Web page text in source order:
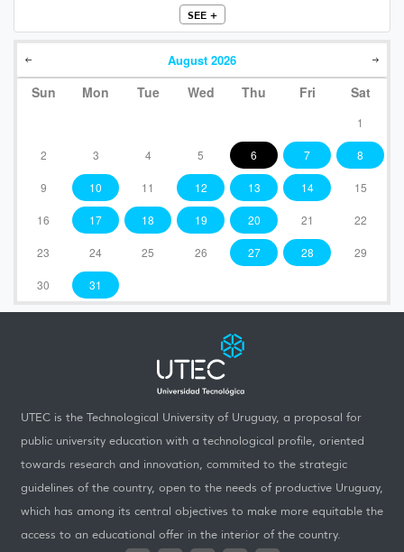
SEE +
August 2026
Sun Mon Tue Wed Thu Fri Sat
1
2 3 4 5 6 7 8
9 10 11 12 13 14 15
16 17 18 19 20 21 22
23 24 25 26 27 28 29
30 31
UTEC is the Technological University of Uruguay, a proposal for
public university education with a technological profile, oriented
towards research and innovation, commited to the strategic
guidelines of the country, open to the needs of productive Uruguay,
which has among its central objectives to make more equitable the
access to an educational offer in the interior of the country.